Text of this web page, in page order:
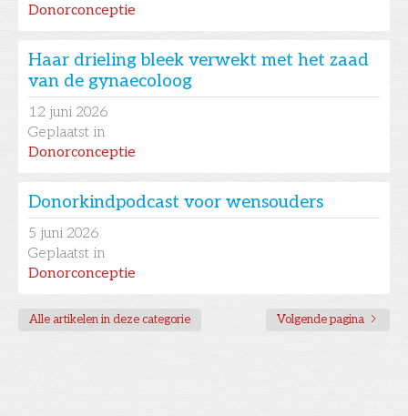
Donorconceptie
Haar drieling bleek verwekt met het zaad
van de gynaecoloog
12 juni 2026
Geplaatst in
Donorconceptie
Donorkindpodcast voor wensouders
5 juni 2026
Geplaatst in
Donorconceptie
Alle artikelen in deze categorie Volgende pagina